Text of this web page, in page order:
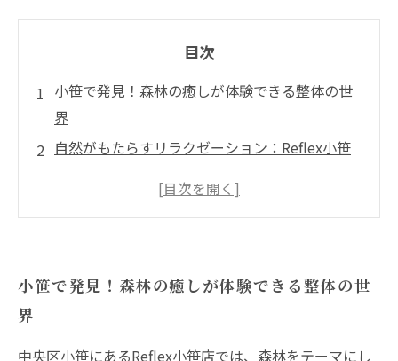
目次
小笹で発見！森林の癒しが体験できる整体の世
界
自然がもたらすリラクゼーション：Reflex小笹
五感で感じる森の息吹：整体と自然の融合
あなたの心の静寂を見つける：整体で得る深い
心と体を癒す、森林のような整体体験のススメ
小笹で発見！森林の癒しが体験できる整体の世
界
中央区小笹にあるReflex小笹店では、森林をテーマにし